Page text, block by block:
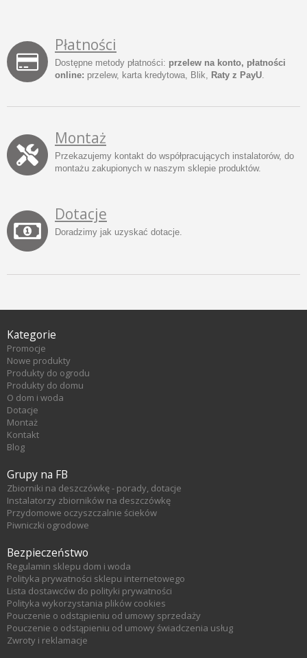
Płatności
Dostępne metody płatności: przelew na konto, płatności
online: przelew, karta kredytowa, Blik, Raty z PayU
Montaż
Przekazujemy kontakt do współpracujących instalatorów, do
montażu zakupionych w naszym sklepie produktów.
Dotacje
Doradzimy jak uzyskać dotacje.
Kategorie
Promocje
Nowe produkty
Produkty do ogrodu
Produkty do domu
O dom i woda
Dotacje
Montaż
Kontakt
Blog
Grupy na FB
Zbiorniki na deszczówkę - porady, dotacje
Instalatorzy zbiorników na deszczówkę
Przydomowe oczyszczalnie ścieków
Piwniczki ogrodowe
Bezpieczeństwo
Regulamin sklepu dom i woda
Polityka prywatności sklepu internetowego
Lista dostawców do polityki prywatności
Polityka wykorzystania plików cookies
Pouczenie o odstąpieniu od umowy sprzedaży
Pouczenie o odstąpieniu od umowy świadczenia usług
Zwroty i reklamacje